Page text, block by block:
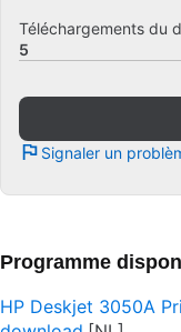
Téléchargements du
5
Signaler un
Programme
HP Deskjet 3050A